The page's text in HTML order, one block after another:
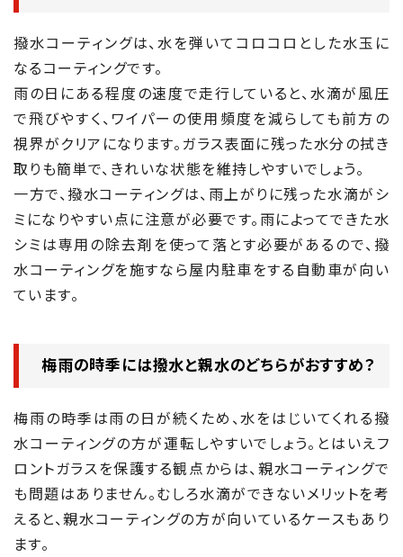
撥水コーティングは、水を弾いてコロコロとした水玉に
なるコーティングです。
雨の日にある程度の速度で走行していると、水滴が風圧
で飛びやすく、ワイパーの使用頻度を減らしても前方の
視界がクリアになります。ガラス表面に残った水分の拭き
取りも簡単で、きれいな状態を維持しやすいでしょう。
一方で、撥水コーティングは、雨上がりに残った水滴がシ
ミになりやすい点に注意が必要です。雨によってできた水
シミは専用の除去剤を使って落とす必要があるので、撥
水コーティングを施すなら屋内駐車をする自動車が向い
ています。
梅雨の時季には撥水と親水のどちらがおすすめ？
梅雨の時季は雨の日が続くため、水をはじいてくれる撥
水コーティングの方が運転しやすいでしょう。とはいえフ
ロントガラスを保護する観点からは、親水コーティングで
も問題はありません。むしろ水滴ができないメリットを考
えると、親水コーティングの方が向いているケースもあり
ます。